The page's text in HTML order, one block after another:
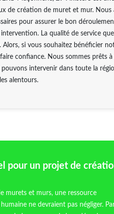
de création de muret et mur. Nous
pour assurer le bon
La qualité de service
Alors, si vous souhaitez bénéficier
confiance. Nous sommes prêts
pouvons intervenir dans toute la
alentours.
pour un projet de
murets et murs, une ressource
ne devraient pas négliger.